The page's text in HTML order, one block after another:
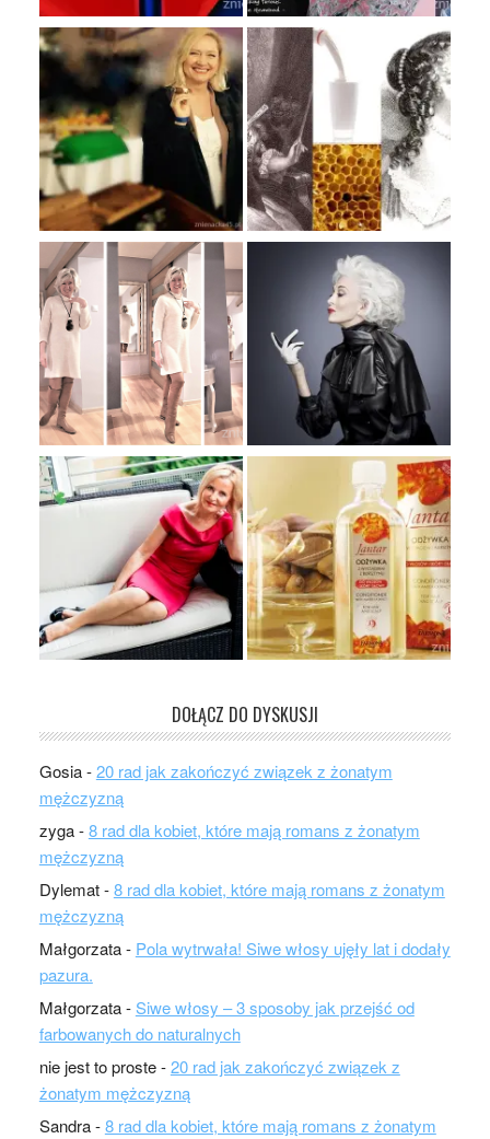
DOŁĄCZ DO DYSKUSJI
Gosia-20 rad jak zakończyć związek z żonatym
mężczyzną
zyga-8 rad dla kobiet, które mają romans z żonatym
mężczyzną
Dylemat-8 rad dla kobiet, które mają romans z żonatym
mężczyzną
Małgorzata- Pola wytrwała! Siwe włosy ujęły lat i dodały
pazura.
Małgorzata-Siwe włosy – 3 sposoby jak przejść od
farbowanych do naturalnych
nie jest to proste-20 rad jak zakończyć związek z
żonatym mężczyzną
Sandra-8 rad dla kobiet, które mają romans z żonatym